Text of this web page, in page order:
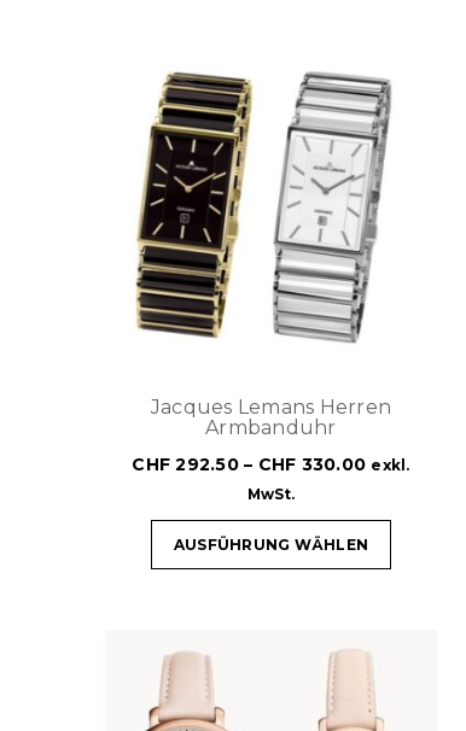
Jacques Lemans Herren
Armbanduhr
CHF 292.50– CHF 330.00 exkl.
MwSt.
AUSFÜHRUNG WÄHLEN